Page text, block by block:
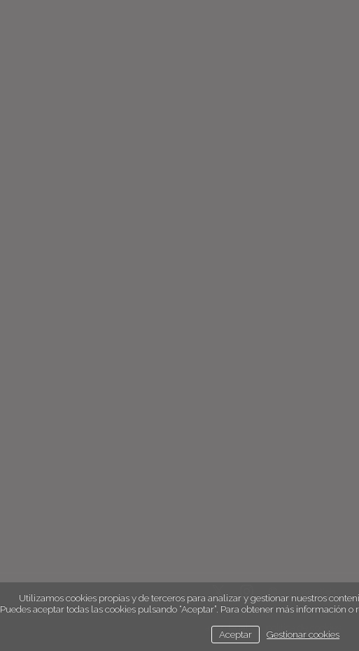
english
aviso legal política de cookies
Utilizamos cookies propias y de terceros para analizar y gestionar nuestros
Puedes aceptar todas las cookies pulsando “Aceptar”. Para obtener más información o
Aceptar Gestionar cookies